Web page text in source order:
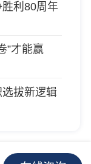
利80周年
”才能赢
拔新逻辑